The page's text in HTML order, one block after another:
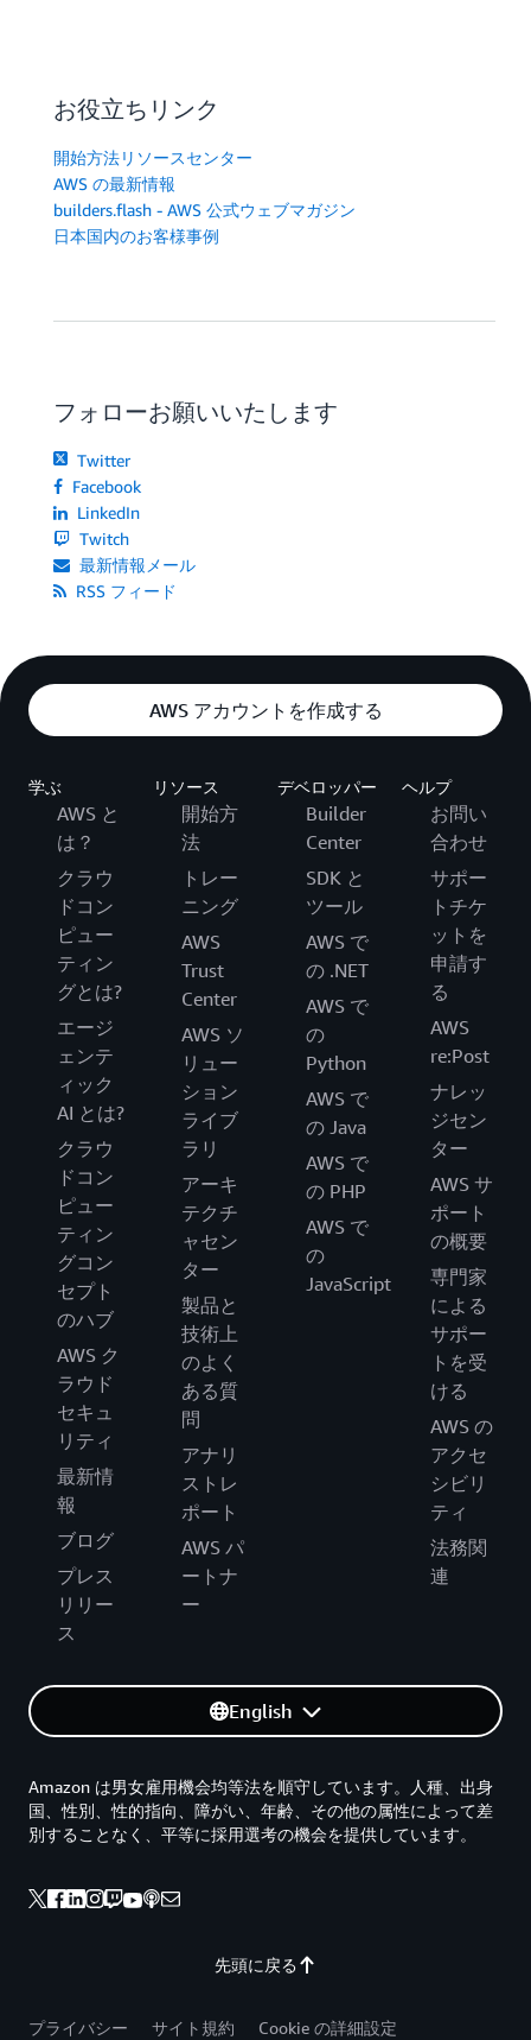
お役立ちリンク
開始方法リソースセンター
AWS の最新情報
builders.flash - AWS 公式ウェブマガジン
日本国内のお客様事例
フォローお願いいたします
Twitter
Facebook
LinkedIn
Twitch
最新情報メール
RSS フィード
AWS アカウントを作成する
学ぶ
AWS と
は？
クラウ
ドコン
ピュー
ティン
グとは?
エージ
ェンテ
ィック
AI とは?
クラウ
ドコン
ピュー
ティン
グコン
セプト
のハブ
AWS ク
ラウド
セキュ
リティ
最新情
報
ブログ
プレス
リリー
ス
リソース
開始方
法
トレー
ニング
AWS
Trust
Center
AWS ソ
リュー
ション
ライブ
ラリ
アーキ
テクチ
ャセン
ター
製品と
技術上
のよく
ある質
問
アナリ
ストレ
ポート
AWS パ
ートナ
ー
デベロッパー
Builder
Center
SDK と
ツール
AWS で
の .NET
AWS で
の
Python
AWS で
の Java
AWS で
の PHP
AWS で
の
JavaScript
ヘルプ
お問い
合わせ
サポー
トチケ
ットを
申請す
る
AWS
re:Post
ナレッ
ジセン
ター
AWS サ
ポート
の概要
専門家
による
サポー
トを受
ける
AWS の
アクセ
シビリ
ティ
法務関
連
English
先頭に戻る
Amazon は男女雇用機会均等法を順守しています。人種、出身
国、性別、性的指向、障がい、年齢、その他の属性によって差
別することなく、平等に採用選考の機会を提供しています。
プライバシー サイト規約 Cookie の詳細設定